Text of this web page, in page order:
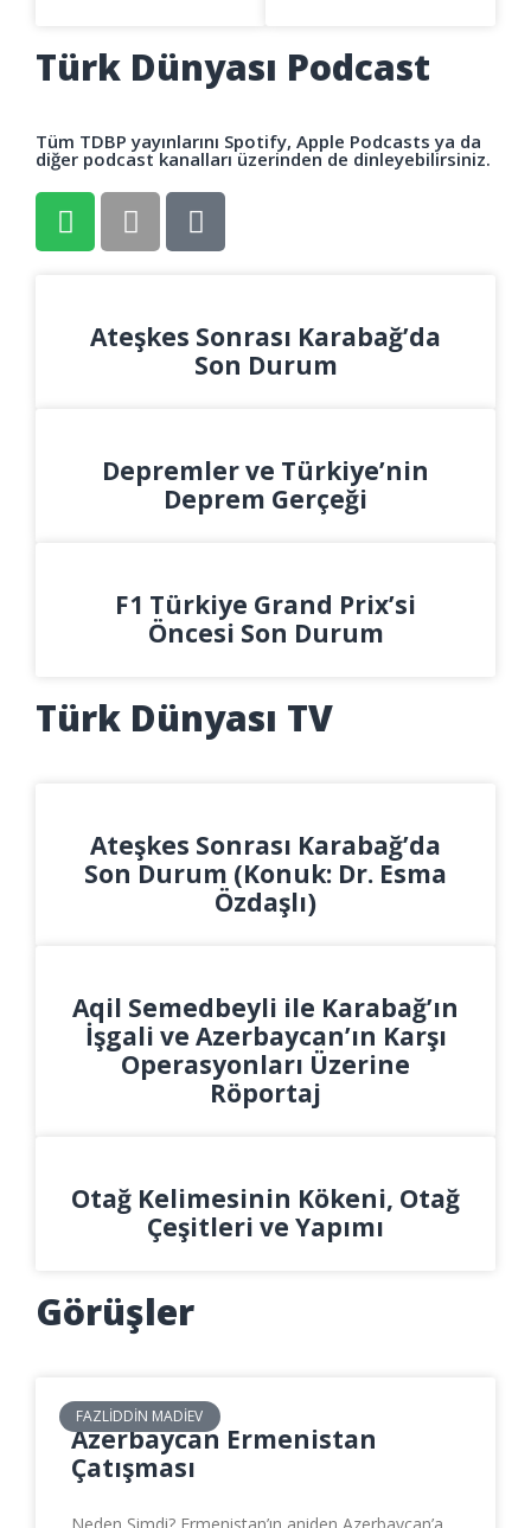
Türk Dünyası Podcast
Tüm TDBP yayınlarını Spotify, Apple Podcasts ya da
diğer podcast kanalları üzerinden de dinleyebilirsiniz.
Ateşkes Sonrası Karabağ’da
Son Durum
Depremler ve Türkiye’nin
Deprem Gerçeği
F1 Türkiye Grand Prix’si
Öncesi Son Durum
Türk Dünyası TV
Ateşkes Sonrası Karabağ’da
Son Durum (Konuk: Dr. Esma
Özdaşlı)
Aqil Semedbeyli ile Karabağ’ın
İşgali ve Azerbaycan’ın Karşı
Operasyonları Üzerine
Röportaj
Otağ Kelimesinin Kökeni, Otağ
Çeşitleri ve Yapımı
Görüşler
FAZLIDDIN MADIEV
Azerbaycan Ermenistan
Çatışması